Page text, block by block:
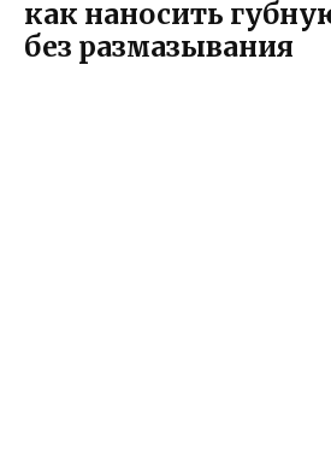
как наносить
без размазывания